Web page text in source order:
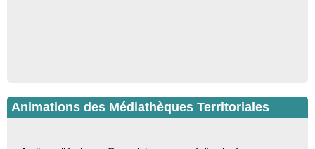
Animations des Médiathèques Territoriales